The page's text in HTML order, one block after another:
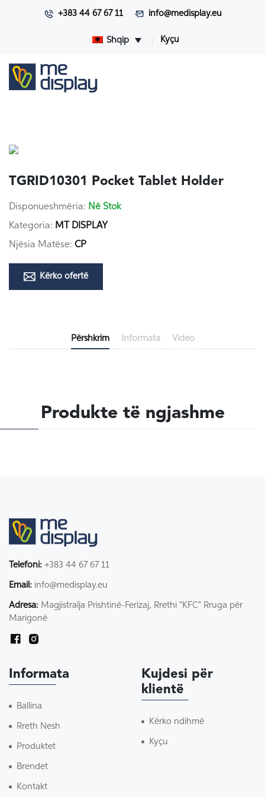
+383 44 67 67 11 info@medisplay.eu
Shqip Kyçu
TGRID10301 Pocket Tablet Holder
Disponueshmëria: Në Stok
Kategoria: MT DISPLAY
Njësia Matëse: CP
Kërko ofertë
Përshkrim Informata Video
Produkte të ngjashme
Telefoni: +383 44 67 67 11
Email: info@medisplay.eu
Adresa: Magjistralja Prishtinë-Ferizaj, Rrethi "KFC" Rruga për
Marigonë
Informata
Ballina
Rreth Nesh
Produktet
Brendet
Kontakt
Kujdesi për
klientë
Kërko ndihmë
Kyçu